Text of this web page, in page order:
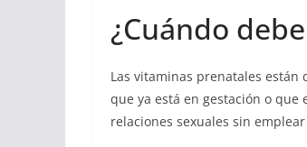
¿Cuándo
Las vitaminas prenatales
que ya está en gestación o
relaciones sexuales sin